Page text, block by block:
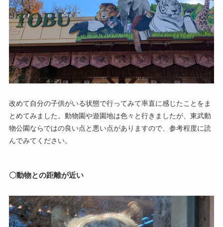
改めて自分の子供がいる状態で行ってみて率直に感じたことをま
とめてみました。動物園や遊園地は色々と行きましたが、東武動
物公園ならではの良い点と悪い点がありますので、参考程度に読
んでみてください。
〇動物との距離が近い